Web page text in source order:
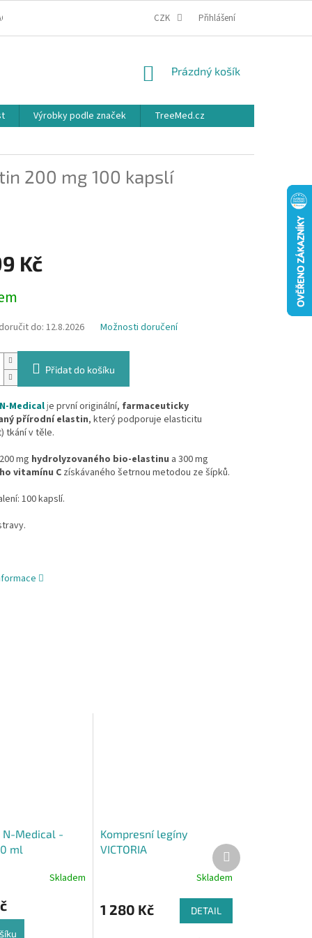
PODMÍNKY OCHRANY OSOBNÍCH ÚDAJŮ
CZK Přihlášení
NÁKUPNÍ
Prázdný košík
Výrobky podle značek
TreeMed.cz
200 mg 100 kapslí
Kč
do: 12.8.2026 Možnosti doručení
Přidat do košíku
Medicalje první originální, farmaceuticky
přírodní elastin, který podporuje elasticitu
tkání v těle.
200 mg hydrolyzovaného bio-elastinu a 300 mg
vitamínu Czískávaného šetrnou metodou ze šípků.
100 kapslí.
N-Medical -
ml
Skladem
Kompresní legíny
VICTORIA
produktu
je
Skladem
1 280 Kč DETAIL
Další
produkt